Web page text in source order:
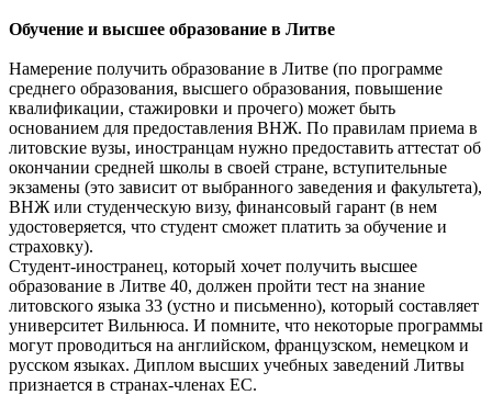
Обучение и высшее образование в Литве
Намерение получить образование в Литве (по программе
среднего образования, высшего образования, повышение
квалификации, стажировки и прочего) может быть
основанием для предоставления ВНЖ. По правилам приема в
литовские вузы, иностранцам нужно предоставить аттестат об
окончании средней школы в своей стране, вступительные
экзамены (это зависит от выбранного заведения и факультета),
ВНЖ или студенческую визу, финансовый гарант (в нем
удостоверяется, что студент сможет платить за обучение и
страховку).
Студент-иностранец, который хочет получить высшее
образование в Литве 40, должен пройти тест на знание
литовского языка 33 (устно и письменно), который составляет
университет Вильнюса. И помните, что некоторые программы
могут проводиться на английском, французском, немецком и
русском языках. Диплом высших учебных заведений Литвы
признается в странах-членах ЕС.